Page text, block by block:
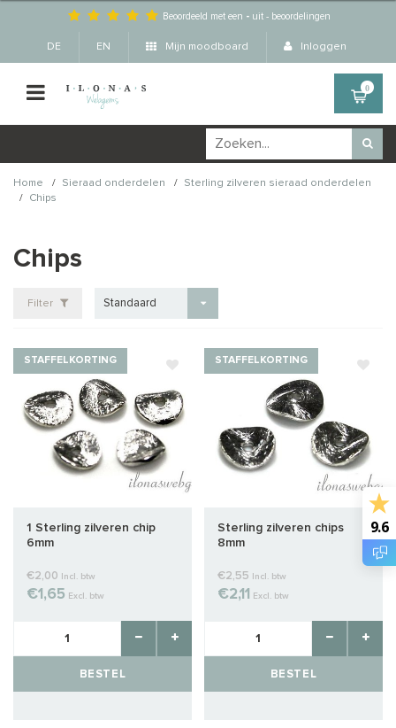
Beoordeeld met een - uit -beoordelingen
DE EN Mijn moodboard Inloggen
0
Home / Sieraad onderdelen /
Sterling zilveren sieraad onderdelen
/
Chips
Chips
Filter Standaard
STAFFELKORTING
1 Sterling zilveren chip
6mm
€2,00 Incl. btw
€1,65 Excl. btw
BESTEL
STAFFELKORTING
Sterling zilveren chips
8mm
€2,55 Incl. btw
€2,11 Excl. btw
BESTEL
9.6